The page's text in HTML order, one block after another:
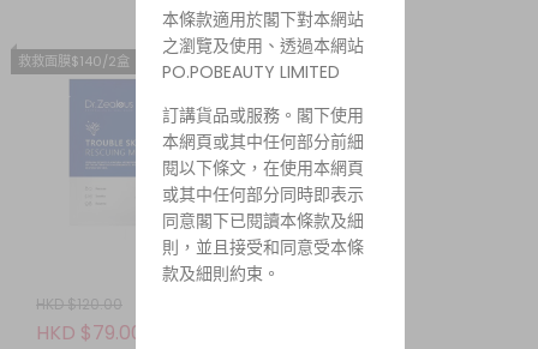
救救面膜$140/2盒
HKD $120.00
HKD $79.00
本條款適用於閣下對本網站
之瀏覽及使用、透過本網站
PO.POBEAUTY LIMITED
訂講貨品或服務。閣下使用
本網頁或其中任何部分前細
閱以下條文，在使用本網頁
或其中任何部分同時即表示
同意閣下已閱讀本條款及細
則，並且接受和同意受本條
款及細則約束。